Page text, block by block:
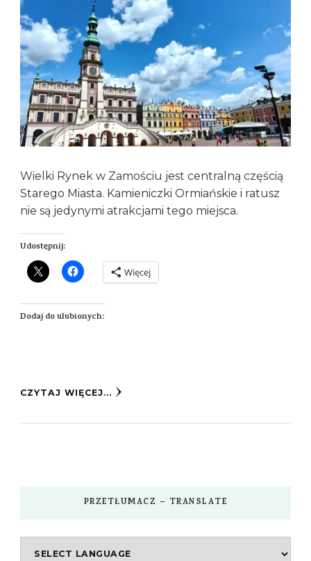
Wielki Rynek w Zamościu jest centralną częścią
Starego Miasta. Kamieniczki Ormiańskie i ratusz
nie są jedynymi atrakcjami tego miejsca.
Udostępnij:
Więcej
Dodaj do ulubionych:
CZYTAJ WIĘCEJ...
PRZETŁUMACZ – TRANSLATE